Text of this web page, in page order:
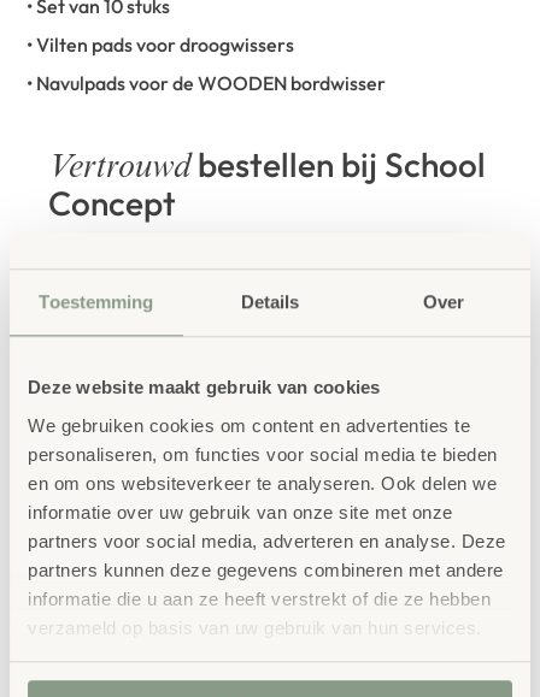
Toestemming Details Over
Deze website maakt gebruik van cookies
We gebruiken cookies om content en advertenties te
personaliseren, om functies voor social media te bieden
en om ons websiteverkeer te analyseren. Ook delen we
informatie over uw gebruik van onze site met onze
partners voor social media, adverteren en analyse. Deze
partners kunnen deze gegevens combineren met andere
informatie die u aan ze heeft verstrekt of die ze hebben
verzameld op basis van uw gebruik van hun services.
• Set van 10 stuks
• Vilten pads voor droogwissers
• Navulpads voor de WOODEN bordwisser
Vertrouwdbestellen bij School
Concept
leeromgeving inspireert wanneer deze
leerkrachten.
Waarom School Concept?
Maatwerk : ieder project start vanuit uw idee
en onze ervaring
kinderopvangmeubilair is uitvoerig getest en